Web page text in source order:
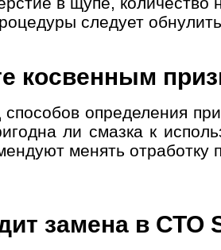
следует
косвенным
определения
ли смазка к
менять
замена в СТО